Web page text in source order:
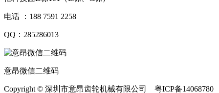
电话 ：188 7591 2258
QQ：285286013
意昂微信二维码
Copyright © 深圳市意昂齿轮机械有限公司 粤ICP备14068780